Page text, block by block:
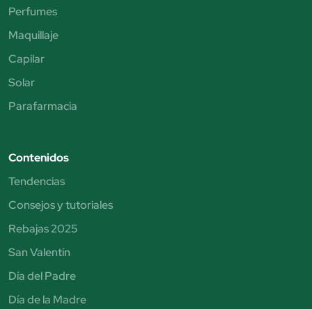
Perfumes
Maquillaje
Capilar
Solar
Parafarmacia
Contenidos
Tendencias
Consejos y tutoriales
Rebajas 2025
San Valentín
Día del Padre
Día de la Madre